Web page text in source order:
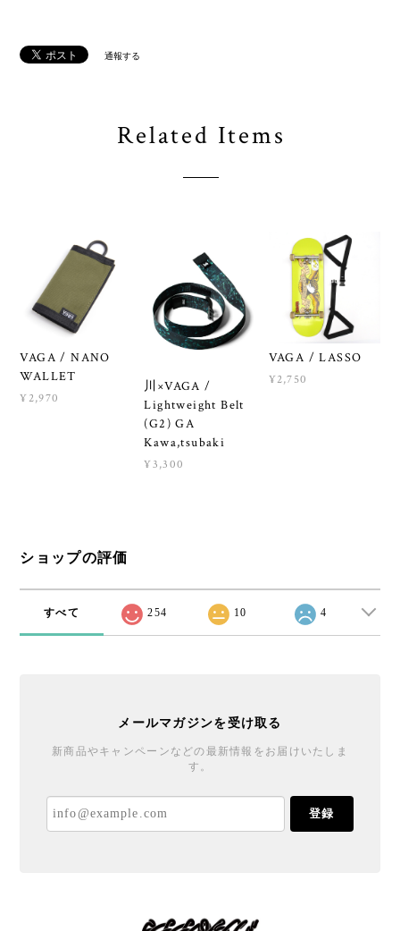
通報する
Related Items
VAGA / NANO
WALLET
¥2,970
川×VAGA /
Lightweight Belt
(G2) GA
Kawa,tsubaki
¥3,300
VAGA / LASSO
¥2,750
ショップの評価
すべて 254 10 4
メールマガジンを受け取る
新商品やキャンペーンなどの最新情報をお届けいたしま
す。
登録